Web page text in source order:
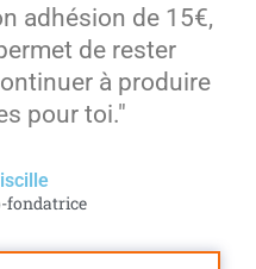
adhésion de 15€,
de rester
à produire
pour toi."
fondatrice